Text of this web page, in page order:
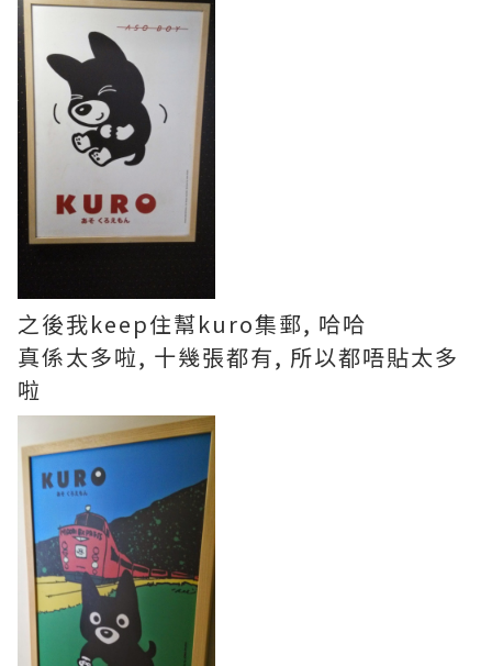
之後我keep住幫kuro集郵, 哈哈
真係太多啦, 十幾張都有, 所以都唔貼太多
啦